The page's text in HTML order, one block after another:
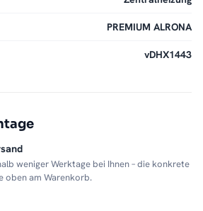
PREMIUM ALRONA
vDHX1443
weniger Werktage bei Ihnen – die konkrete
oben am Warenkorb.